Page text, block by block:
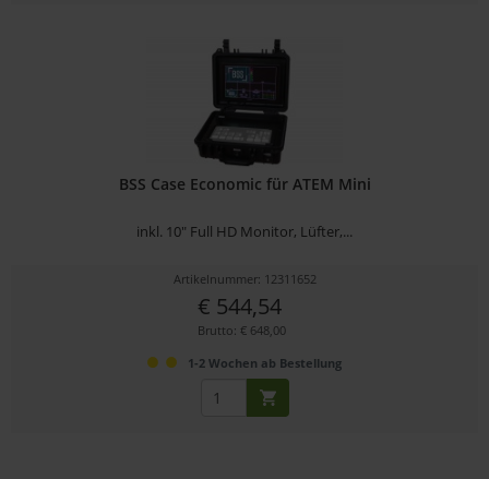
BSS Case Economic für ATEM Mini
inkl. 10" Full HD Monitor, Lüfter,...
Artikelnummer: 12311652
€ 544,54
Brutto: € 648,00
1-2 Wochen ab Bestellung